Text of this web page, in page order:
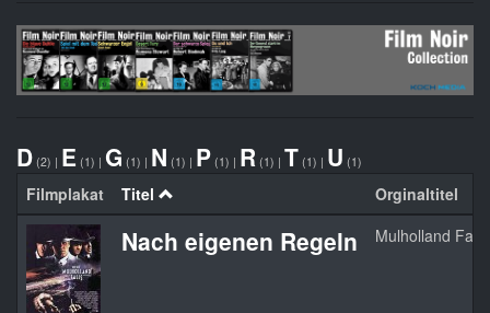
D (2) | E (1) | G (1) | N (1) | P (1) | R (1) | T (1) | U (1)
Filmplakat Titel Orginaltitel
Nach eigenen Regeln Mulholland Falls